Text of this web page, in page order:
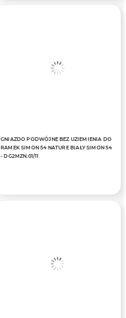
GNIAZDO PODWÓJNE BEZ UZIEMIENIA DO
RAMEK SIMON 54 NATURE BIAŁY SIMON 54
- DG2MZN.01/11